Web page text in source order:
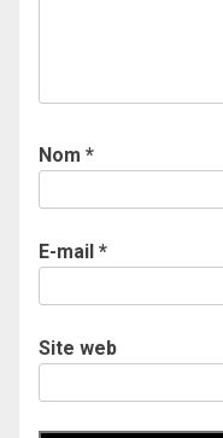
Nom *
E-mail *
Site web